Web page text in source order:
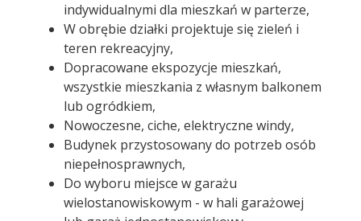
indywidualnymi dla mieszkań w parterze,
W obrębie działki projektuje się zieleń i
teren rekreacyjny,
Dopracowane ekspozycje mieszkań,
wszystkie mieszkania z własnym balkonem
lub ogródkiem,
Nowoczesne, ciche, elektryczne windy,
Budynek przystosowany do potrzeb osób
niepełnosprawnych,
Do wyboru miejsce w garażu
wielostanowiskowym - w hali garażowej